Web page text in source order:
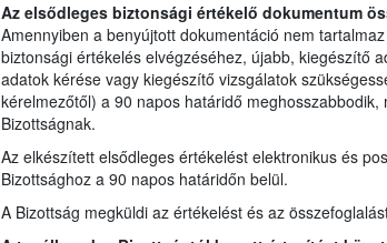
Az elsődleges biztonsági értékelő dokumentum
Amennyiben a benyújtott dokumentáció nem
biztonsági értékelés elvégzéséhez, újabb, kiegészítő
adatok kérése vagy kiegészítő vizsgálatok
kérelmezőtől) a 90 napos határidő
Bizottságnak.
Az elkészített elsődleges értékelést elektronikus és
Bizottsághoz a 90 napos határidőn belül.
A Bizottság megküldi az értékelést és az